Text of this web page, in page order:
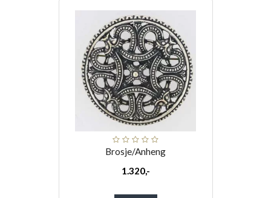
Brosje/Anheng
1.320,-